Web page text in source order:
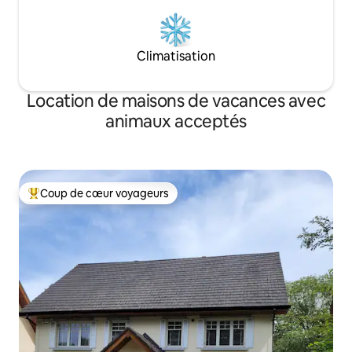
Climatisation
Location de maisons de vacances avec
animaux acceptés
Coups de cœur voyageurs les plus appréciés
Coup de cœur voyageurs